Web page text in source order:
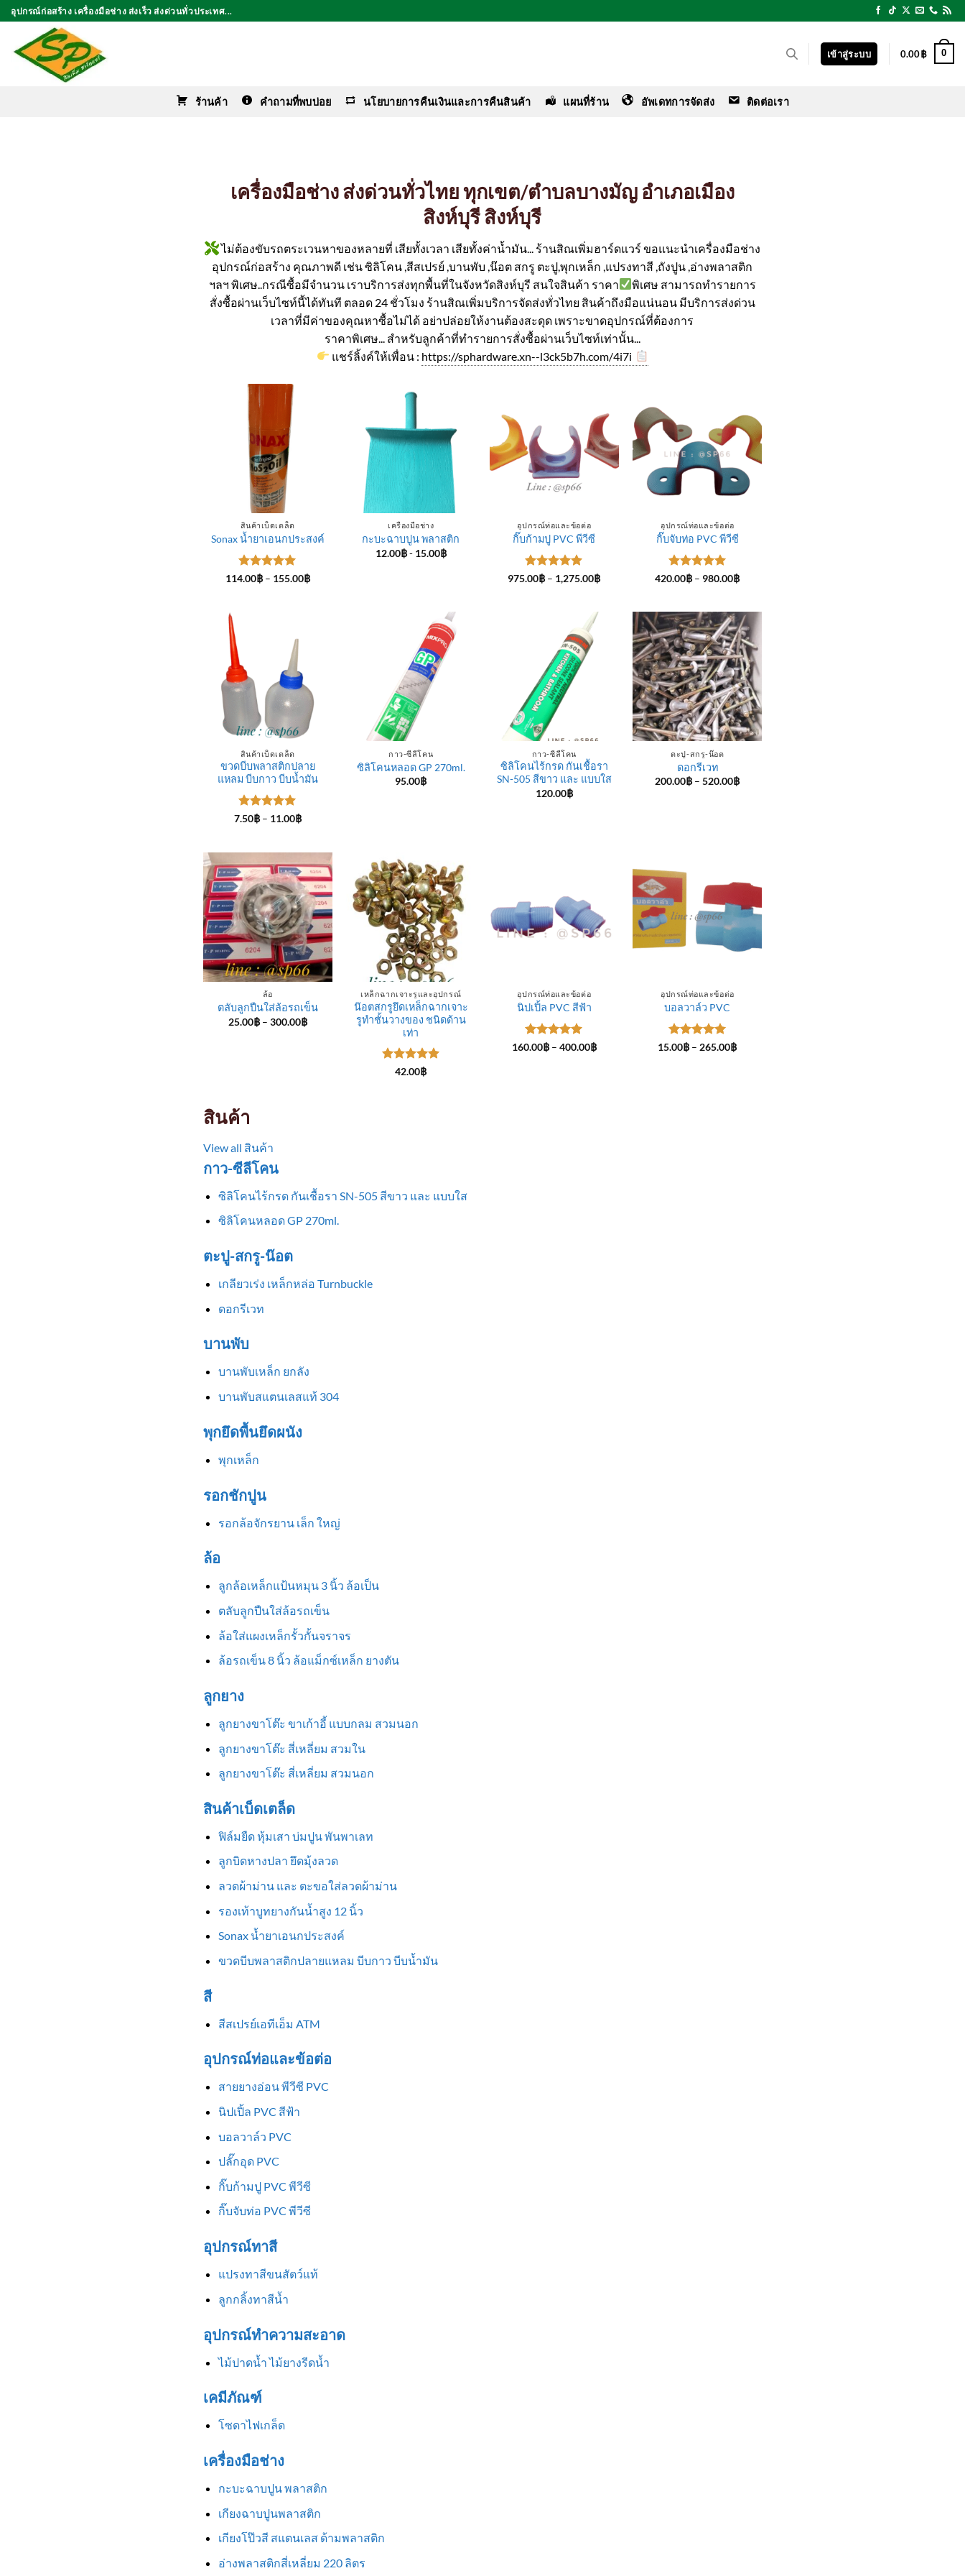
ข้าม
ไป
เนื้อหา
อุปกรณ์ก่อสร้าง เครื่องมือช่าง ส่งเร็ว ส่งด่วนทั่วประเทศ...
เข้าสู่ระบบ 0.00฿ 0
ร้านค้า คำถามที่พบบ่อย นโยบายการคืนเงินและการคืนสินค้า แผนที่ร้าน อัพเดทการจัดส่ง ติดต่อเรา
เครื่องมือช่าง ส่งด่วนทั่วไทย ทุกเขต/ตำบลบางมัญ อำเภอเมือง
สิงห์บุรี สิงห์บุรี
ไม่ต้องขับรถตระเวนหาของหลายที่ เสียทั้งเวลา เสียทั้งค่าน้ำมัน... ร้านสิณเพิ่มฮาร์ดแวร์ ขอแนะนำเครื่องมือช่าง
อุปกรณ์ก่อสร้าง คุณภาพดี เช่น ซิลิโคน ,สีสเปรย์ ,บานพับ ,น๊อต สกรู ตะปู,พุกเหล็ก ,แปรงทาสี ,ถังปูน ,อ่างพลาสติก
ฯลฯ พิเศษ..กรณีซื้อมีจำนวน เราบริการส่งทุกพื้นที่ในจังหวัดสิงห์บุรี สนใจสินค้า ราคา
พิเศษ สามารถทำรายการ
สั่งซื้อผ่านเว็บไซท์นี้ได้ทันที ตลอด 24 ชั่วโมง ร้านสิณเพิ่มบริการจัดส่งทั่วไทย สินค้าถึงมือแน่นอน มีบริการส่งด่วน
เวลาที่มีค่าของคุณหาซื้อไม่ได้ อย่าปล่อยให้งานต้องสะดุด เพราะขาดอุปกรณ์ที่ต้องการ
ราคาพิเศษ... สำหรับลูกค้าที่ทำรายการสั่งซื้อผ่านเว็บไซท์เท่านั้น...
แชร์ลิ้งค์ให้เพื่อน : https://sphardware.xn--l3ck5b7h.com/4i7i
สินค้าเบ็ดเตล็ด
Sonax น้ำยาเอนกประสงค์
ให้คะแนน
114.00฿ – 155.00฿Price
เครื่องมือช่าง
กะบะฉาบปูน พลาสติก
12.00฿- 15.00฿
อุปกรณ์ท่อและข้อต่อ
กิ๊บก้ามปู PVC พีวีซี
ให้คะแนน
975.00฿ – 1,275.00฿Price
1,275.00฿
อุปกรณ์ท่อและข้อต่อ
กิ๊บจับท่อ PVC พีวีซี
ให้คะแนน
420.00฿ – 980.00฿Price
980.00฿
สินค้าเบ็ดเตล็ด
ขวดบีบพลาสติกปลาย
แหลม บีบกาว บีบน้ำมัน
ให้คะแนน
7.50฿ – 11.00฿Price
11.00฿
กาว-ซีลีโคน
ซิลิโคนหลอด GP 270ml.
95.00฿
กาว-ซีลีโคน
ซิลิโคนไร้กรด กันเชื้อรา
SN-505 สีขาว และ แบบใส
120.00฿
ตะปู-สกรู-น๊อต
ดอกรีเวท
200.00฿ – 520.00฿Price
ล้อ
ตลับลูกปืนใส่ล้อรถเข็น
25.00฿ – 300.00฿Price
เหล็กฉากเจาะรูและอุปกรณ์
น๊อตสกรูยึดเหล็กฉากเจาะ
รูทำชั้นวางของ ชนิดด้าน
เท่า
ให้คะแนน
42.00฿
อุปกรณ์ท่อและข้อต่อ
นิปเปิ้ล PVC สีฟ้า
ให้คะแนน
160.00฿ – 400.00฿Price
อุปกรณ์ท่อและข้อต่อ
บอลวาล์ว PVC
ให้คะแนน
15.00฿ – 265.00฿Price
สินค้า
View all สินค้า
กาว-ซีลีโคน
ซิลิโคนไร้กรด กันเชื้อรา SN-505 สีขาว และ แบบใส
ซิลิโคนหลอด GP 270ml.
ตะปู-สกรู-น๊อต
เกลียวเร่ง เหล็กหล่อ Turnbuckle
ดอกรีเวท
บานพับ
บานพับเหล็ก ยกลัง
บานพับสแตนเลสแท้ 304
พุกยึดพื้นยึดผนัง
พุกเหล็ก
รอกชักปูน
รอกล้อจักรยาน เล็ก ใหญ่
ล้อ
ลูกล้อเหล็กแป้นหมุน 3 นิ้ว ล้อเป็น
ตลับลูกปืนใส่ล้อรถเข็น
ล้อใส่แผงเหล็กรั้วกั้นจราจร
ล้อรถเข็น 8 นิ้ว ล้อแม็กซ์เหล็ก ยางตัน
ลูกยาง
ลูกยางขาโต๊ะ ขาเก้าอี้ แบบกลม สวมนอก
ลูกยางขาโต๊ะ สี่เหลี่ยม สวมใน
ลูกยางขาโต๊ะ สี่เหลี่ยม สวมนอก
สินค้าเบ็ดเตล็ด
ฟิล์มยืด หุ้มเสา บ่มปูน พันพาเลท
ลูกบิดหางปลา ยึดมุ้งลวด
ลวดผ้าม่าน และ ตะขอใส่ลวดผ้าม่าน
รองเท้าบูทยางกันน้ำสูง 12 นิ้ว
Sonax น้ำยาเอนกประสงค์
ขวดบีบพลาสติกปลายแหลม บีบกาว บีบน้ำมัน
สี
สีสเปรย์เอทีเอ็ม ATM
อุปกรณ์ท่อและข้อต่อ
สายยางอ่อน พีวีซี PVC
นิปเปิ้ล PVC สีฟ้า
บอลวาล์ว PVC
ปลั๊กอุด PVC
กิ๊บก้ามปู PVC พีวีซี
กิ๊บจับท่อ PVC พีวีซี
อุปกรณ์ทาสี
แปรงทาสีขนสัตว์แท้
ลูกกลิ้งทาสีน้ำ
อุปกรณ์ทำความสะอาด
ไม้ปาดน้ำ ไม้ยางรีดน้ำ
เคมีภัณฑ์
โซดาไฟเกล็ด
เครื่องมือช่าง
กะบะฉาบปูน พลาสติก
เกียงฉาบปูนพลาสติก
เกียงโป๊วสี สแตนเลส ด้ามพลาสติก
อ่างพลาสติกสี่เหลี่ยม 220 ลิตร